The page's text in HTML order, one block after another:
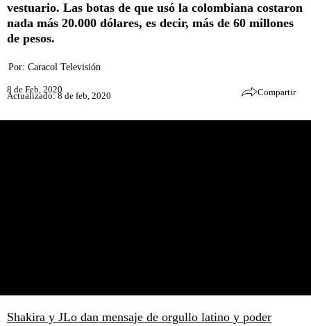
vestuario. Las botas de que usó la colombiana costaron
nada más 20.000 dólares, es decir, más de 60 millones
de pesos.
Por: Caracol Televisión
8 de Feb, 2020
Actualizado: 8 de feb, 2020 Compartir
Shakira y JLo dan mensaje de orgullo latino y poder